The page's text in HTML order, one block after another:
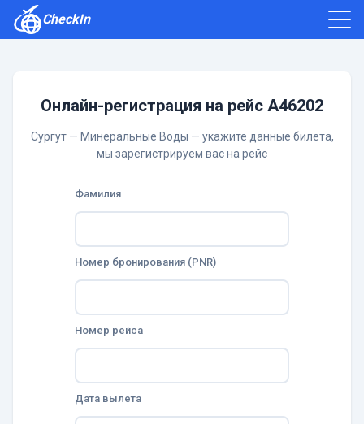
CheckIn
Онлайн-регистрация на рейс A46202
Сургут — Минеральные Воды — укажите данные билета,
мы зарегистрируем вас на рейс
Фамилия
Номер бронирования (PNR)
Номер рейса
Дата вылета